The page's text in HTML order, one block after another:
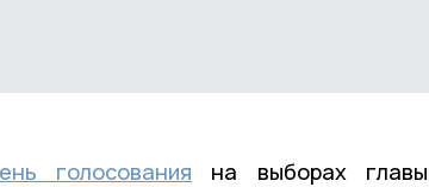
голосования на выборах главы